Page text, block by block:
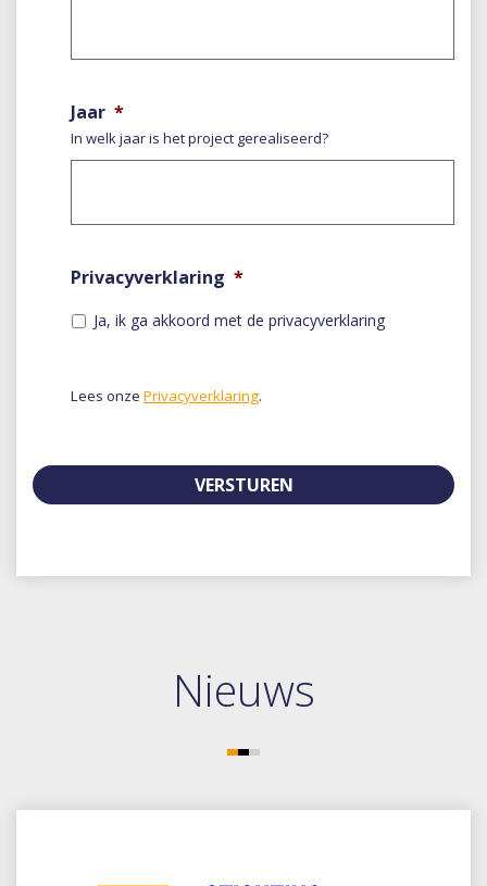
Jaar *
In welk jaar is het project gerealiseerd?
Privacyverklaring *
Ja, ik ga akkoord met de privacyverklaring
Lees onze Privacyverklaring.
Nieuws